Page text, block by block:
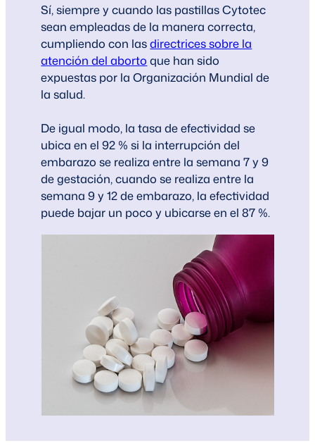
Sí, siempre y cuando las pastillas Cytotec
sean empleadas de la manera correcta,
cumpliendo con lasdirectrices sobre la
atención del aborto que han sido
expuestas por la Organización Mundial de
la salud.
De igual modo, la tasa de efectividad se
ubica en el 92 % si la interrupción del
embarazo se realiza entre la semana 7 y 9
de gestación, cuando se realiza entre la
semana 9 y 12 de embarazo, la efectividad
puede bajar un poco y ubicarse en el 87 %.